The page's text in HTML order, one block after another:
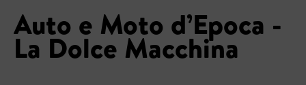
Auto e Moto d’Epoca -
La Dolce Macchina